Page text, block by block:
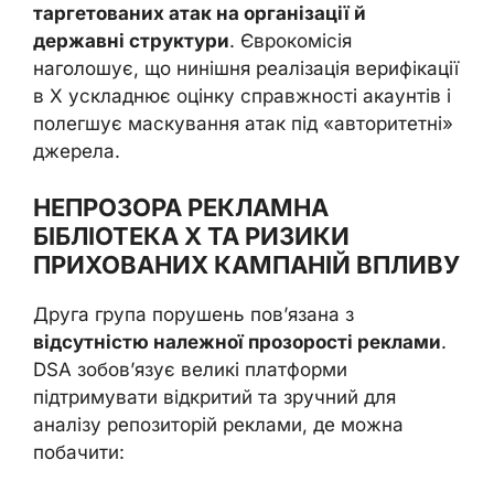
таргетованих атак на організації й
державні структури. Єврокомісія
наголошує, що нинішня реалізація верифікації
в X ускладнює оцінку справжності акаунтів і
полегшує маскування атак під «авторитетні»
джерела.
НЕПРОЗОРА РЕКЛАМНА
БІБЛІОТЕКА X ТА РИЗИКИ
ПРИХОВАНИХ КАМПАНІЙ ВПЛИВУ
Друга група порушень пов’язана з
відсутністю належної прозорості реклами.
DSA зобов’язує великі платформи
підтримувати відкритий та зручний для
аналізу репозиторій реклами, де можна
побачити: